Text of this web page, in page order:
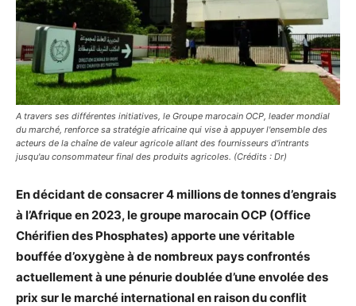
A travers ses différentes initiatives, le Groupe marocain OCP, leader mondial
du marché, renforce sa stratégie africaine qui vise à appuyer l'ensemble des
acteurs de la chaîne de valeur agricole allant des fournisseurs d'intrants
jusqu'au consommateur final des produits agricoles. (Crédits : Dr)
En décidant de consacrer 4 millions de tonnes d’engrais
à l’Afrique en 2023, le groupe marocain OCP (Office
Chérifien des Phosphates) apporte une véritable
bouffée d’oxygène à de nombreux pays confrontés
actuellement à une pénurie doublée d’une envolée des
prix sur le marché international en raison du conflit